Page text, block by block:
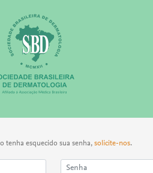
tenha esquecido sua senha, solicite-nos.